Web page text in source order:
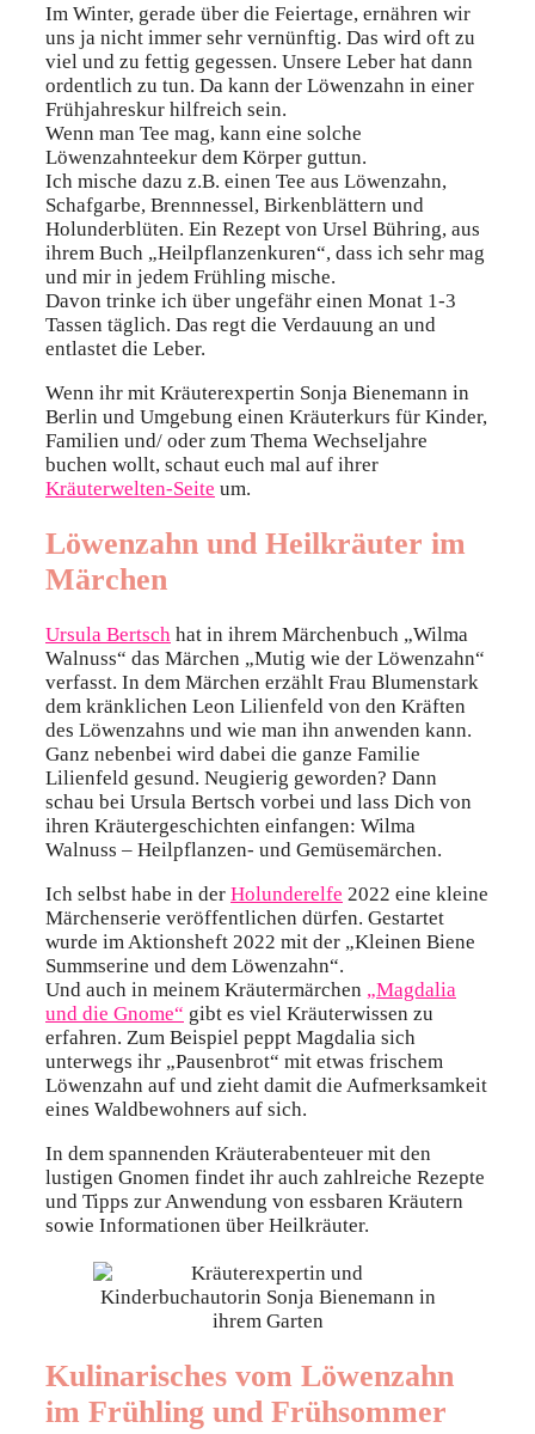
Im Winter, gerade über die Feiertage, ernähren wir
uns ja nicht immer sehr vernünftig. Das wird oft zu
viel und zu fettig gegessen. Unsere Leber hat dann
ordentlich zu tun. Da kann der Löwenzahn in einer
Frühjahreskur hilfreich sein.
Wenn man Tee mag, kann eine solche
Löwenzahnteekur dem Körper guttun.
Ich mische dazu z.B. einen Tee aus Löwenzahn,
Schafgarbe, Brennnessel, Birkenblättern und
Holunderblüten. Ein Rezept von Ursel Bühring, aus
ihrem Buch „Heilpflanzenkuren“, dass ich sehr mag
und mir in jedem Frühling mische.
Davon trinke ich über ungefähr einen Monat 1-3
Tassen täglich. Das regt die Verdauung an und
entlastet die Leber.
Wenn ihr mit Kräuterexpertin Sonja Bienemann in
Berlin und Umgebung einen Kräuterkurs für Kinder,
Familien und/ oder zum Thema Wechseljahre
buchen wollt, schaut euch mal auf ihrer
Kräuterwelten-Seite um.
Löwenzahn und Heilkräuter im
Märchen
Ursula Bertsch hat in ihrem Märchenbuch „Wilma
Walnuss“ das Märchen „Mutig wie der Löwenzahn“
verfasst. In dem Märchen erzählt Frau Blumenstark
dem kränklichen Leon Lilienfeld von den Kräften
des Löwenzahns und wie man ihn anwenden kann.
Ganz nebenbei wird dabei die ganze Familie
Lilienfeld gesund. Neugierig geworden? Dann
schau bei Ursula Bertsch vorbei und lass Dich von
ihren Kräutergeschichten einfangen: Wilma
Walnuss – Heilpflanzen- und Gemüsemärchen.
Ich selbst habe in der Holunderelfe 2022 eine kleine
Märchenserie veröffentlichen dürfen. Gestartet
wurde im Aktionsheft 2022 mit der „Kleinen Biene
Summserine und dem Löwenzahn“.
Und auch in meinem Kräutermärchen „Magdalia
und die Gnome“ gibt es viel Kräuterwissen zu
erfahren. Zum Beispiel peppt Magdalia sich
unterwegs ihr „Pausenbrot“ mit etwas frischem
Löwenzahn auf und zieht damit die Aufmerksamkeit
eines Waldbewohners auf sich.
In dem spannenden Kräuterabenteuer mit den
lustigen Gnomen findet ihr auch zahlreiche Rezepte
und Tipps zur Anwendung von essbaren Kräutern
sowie Informationen über Heilkräuter.
Kulinarisches vom Löwenzahn
im Frühling und Frühsommer